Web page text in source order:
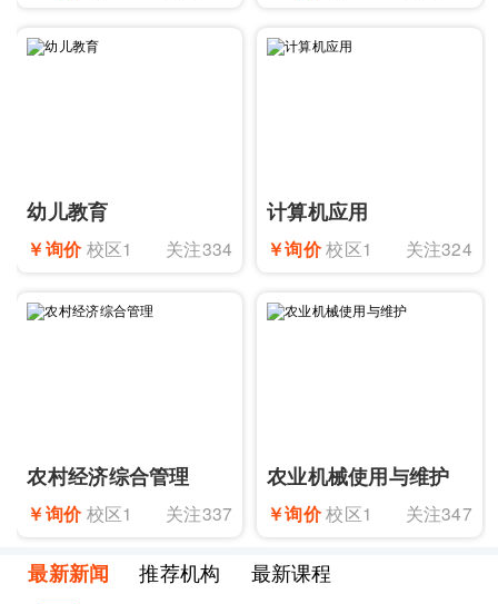
幼儿教育
￥询价 校区1 关注334
计算机应用
￥询价校区1 关注324
农村经济综合管理
￥询价 校区1 关注337
农业机械使用与维护
￥询价校区1 关注347
最新新闻 推荐机构 最新课程